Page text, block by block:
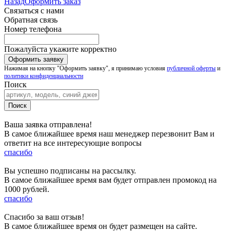
Связаться с нами
Обратная связь
Номер телефона
Пожалуйста укажите корректно
Нажимая на кнопку "Оформить заявку", я принимаю условия публичной оферты и
политики конфиденциальности
Поиск
Ваша заявка отправлена!
В самое ближайшее время наш менеджер перезвонит Вам и
ответит на все интересующие вопросы
спасибо
Вы успешно подписаны на рассылку.
В самое ближайшее время вам будет отправлен промокод на
1000 рублей.
спасибо
Спасибо за ваш отзыв!
В самое ближайшее время он будет размещен на сайте.